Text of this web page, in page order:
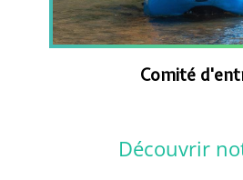
Comité
Découvrir